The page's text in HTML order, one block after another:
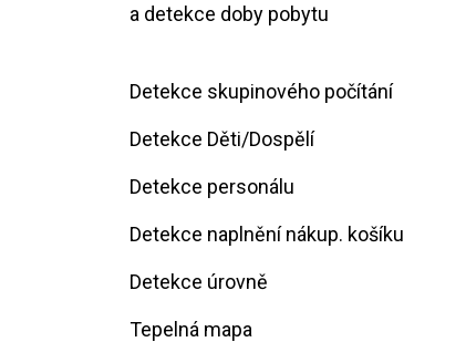
a detekce doby pobytu
Detekce skupinového počítání
Detekce Děti/Dospělí
Detekce personálu
Detekce naplnění nákup. košíku
Detekce úrovně
Tepelná mapa